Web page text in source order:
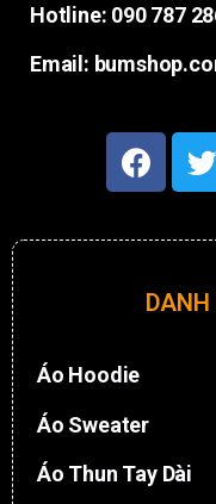
Hotline: 090 787
Email:
DANH
Áo Hoodie
Áo Sweater
Áo Thun Tay Dài